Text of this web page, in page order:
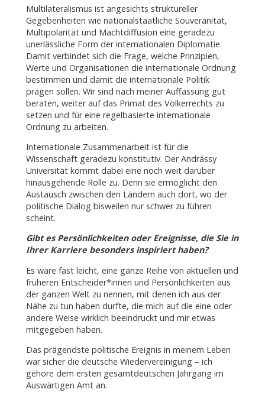
Multilateralismus ist angesichts struktureller
Gegebenheiten wie nationalstaatliche Souveränität,
Multipolarität und Machtdiffusion eine geradezu
unerlässliche Form der internationalen Diplomatie.
Damit verbindet sich die Frage, welche Prinzipien,
Werte und Organisationen die internationale Ordnung
bestimmen und damit die internationale Politik
prägen sollen. Wir sind nach meiner Auffassung gut
beraten, weiter auf das Primat des Völkerrechts zu
setzen und für eine regelbasierte internationale
Ordnung zu arbeiten.
Internationale Zusammenarbeit ist für die
Wissenschaft geradezu konstitutiv. Der Andrássy
Universität kommt dabei eine noch weit darüber
hinausgehende Rolle zu. Denn sie ermöglicht den
Austausch zwischen den Ländern auch dort, wo der
politische Dialog bisweilen nur schwer zu führen
scheint.
Gibt es Persönlichkeiten oder Ereignisse, die Sie in
Ihrer Karriere besonders inspiriert haben?
Es wäre fast leicht, eine ganze Reihe von aktuellen und
früheren Entscheider*innen und Persönlichkeiten aus
der ganzen Welt zu nennen, mit denen ich aus der
Nähe zu tun haben durfte, die mich auf die eine oder
andere Weise wirklich beeindruckt und mir etwas
mitgegeben haben.
Das prägendste politische Ereignis in meinem Leben
war sicher die deutsche Wiedervereinigung – ich
gehöre dem ersten gesamtdeutschen Jahrgang im
Auswärtigen Amt an.